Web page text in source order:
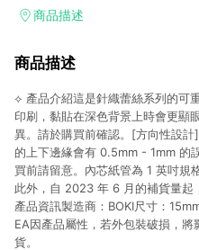
回饋訂單不得享有 Pinkoi 站方優
行為，不具贈點資格，部分退款不
貨後 45 天後發送。 8. 群眾募資商
運費，攤位費等不具贈點資格。 9.
顏色、價位、贈品如與 Pinkoi 商
Pinkoi 購物商品資訊頁及購物車標
則請以點數紅包活動說明為準。
頁面後才首次下載 Pinkoi APP 並
上，首次下載 Pinkoi APP 後，需
面，方享導購資格。
商品描述
商品描述
⟡ 產品介紹這是針織蕾絲系列的可
印刷，黏貼在深色背景上時會更顯
異。請於購買前確認。[方向性設
的上下邊緣會有 0.5mm - 1mm 的
買前請留意。內芯紙管為 1 英吋規
此外，自 2023 年 6 月的補貨量起
產品資訊製造商：BOKI尺寸：
EA因產品屬性，若外包裝破損，
貨。